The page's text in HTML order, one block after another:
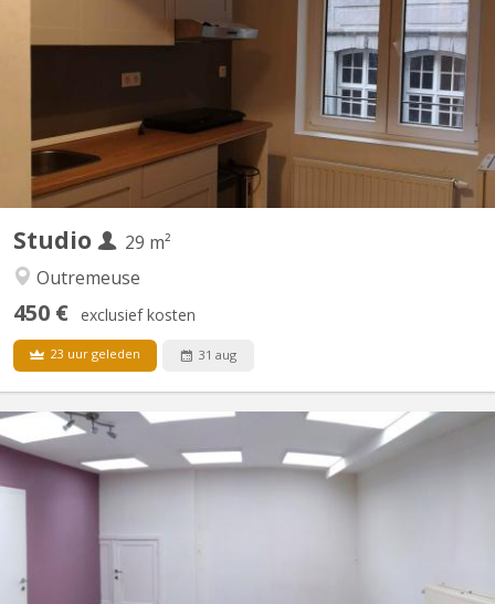
façade arrière , rez de chaussée Accès au jardin. 📌a proximité a
5 min a pied de l école andre vesale( les barbous) , ou de l école
st luc, 🔷séjour , avec un lit 1 personne , une garde robe, 1 table
bureau et 2 sièges 📌coin...
Studio
29 m²
Outremeuse
450 € exclusief kosten
23 uur geleden 31 aug
KL 6496
Entièrement rénové toutes charges comprises, également
service internet, nettoyage des communs, cuisine entièrement,